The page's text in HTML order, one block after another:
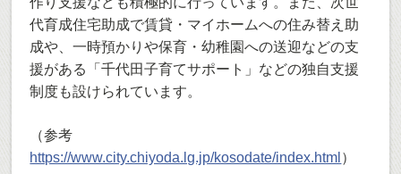
代育成住宅助成で賃貸・マイホームへの住み替え助
成や、一時預かりや保育・幼稚園への送迎などの支
援がある「千代田子育てサポート」などの独自支援
制度も設けられています。
（参考
https://www.city.chiyoda.lg.jp/kosodate/index.html ）